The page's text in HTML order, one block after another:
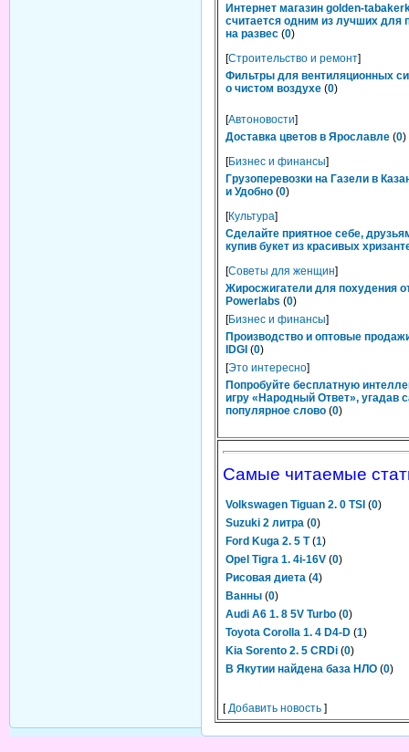
Интернет магазин golden-
считается одним из лучших для
на развес (0)
[Строительство и ремонт]
Фильтры для вентиляционных
о чистом воздухе (0)
[Автоновости]
Доставка цветов в Ярославле (0)
[Бизнес и финансы]
Грузоперевозки на Газели в
и Удобно (0)
[Культура]
Сделайте приятное себе,
купив букет из красивых
[Советы для женщин]
Жиросжигатели для похудения
Powerlabs (0)
[Бизнес и финансы]
Производство и оптовые
IDGI (0)
[Это интересно]
Попробуйте бесплатную
игру «Народный Ответ», угадав
популярное слово (0)
Самые читаемые
Volkswagen Tiguan 2. 0 TSI (0)
Suzuki 2 литра (0)
Ford Kuga 2. 5 T (1)
Opel Tigra 1. 4i-16V (0)
Рисовая диета (4)
Ванны (0)
Audi A6 1. 8 5V Turbo (0)
Toyota Corolla 1. 4 D4-D (1)
Kia Sorento 2. 5 CRDi (0)
В Якутии найдена база НЛО (0)
[Добавить новость ]